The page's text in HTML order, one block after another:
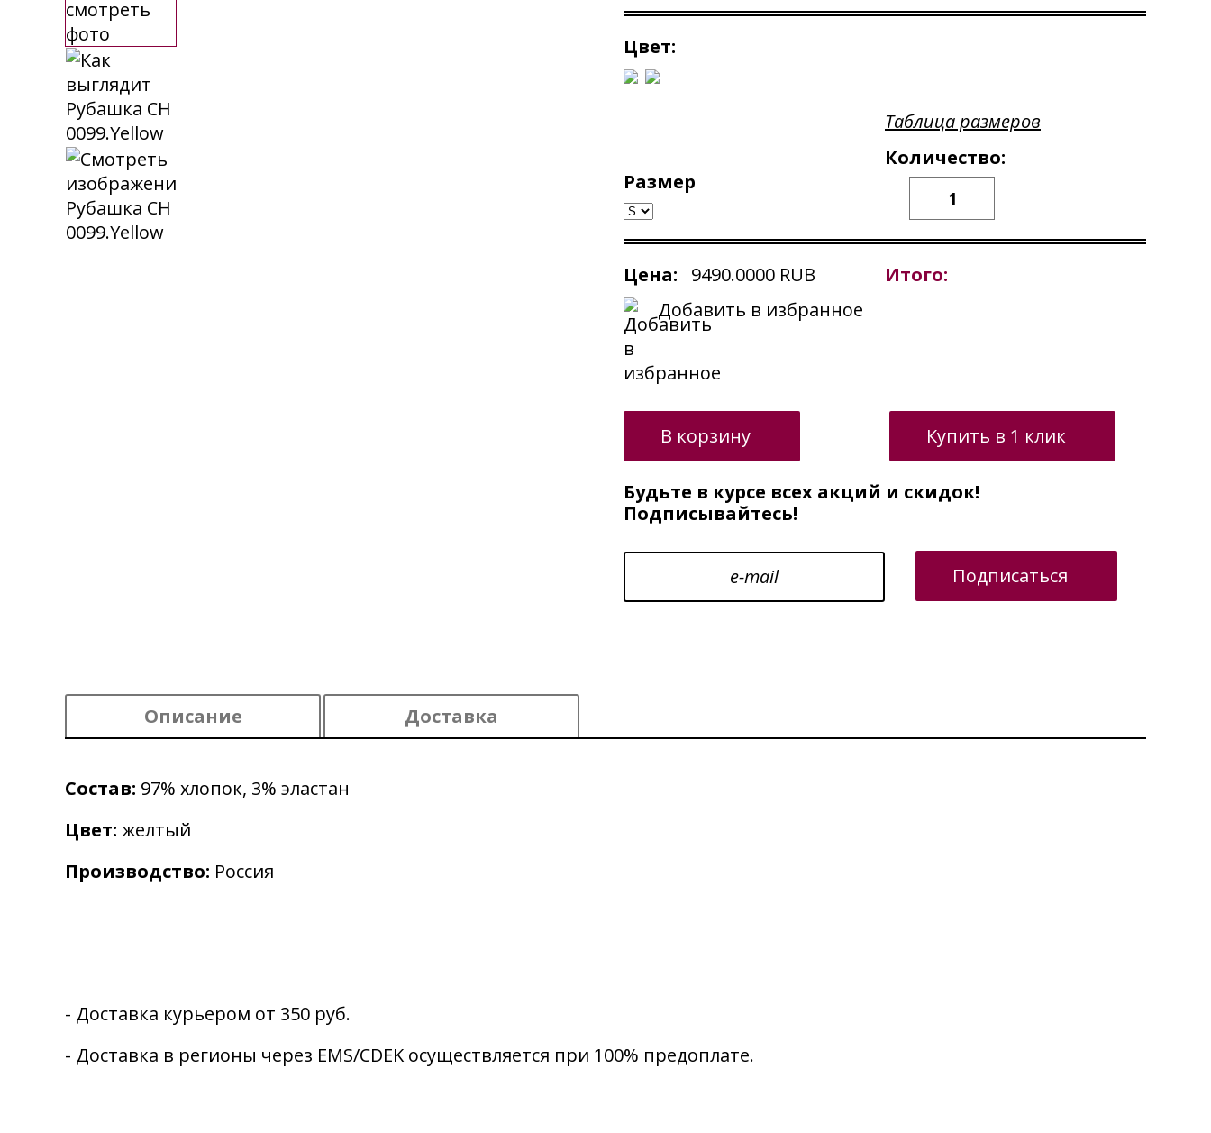
Цвет:
Размер
Таблица размеров
Количество:
Цена: 9490.0000 RUB
Итого:
Добавить в избранное
В корзину Купить в 1 клик
Будьте в курсе всех акций и скидок!
Подписывайтесь!
Подписаться
Описание Доставка
Состав: 97% хлопок, 3% эластан
Цвет: желтый
Производство: Россия
- Доставка курьером от 350 руб.
- Доставка в регионы через EMS/CDEK осуществляется при 100% предоплате.